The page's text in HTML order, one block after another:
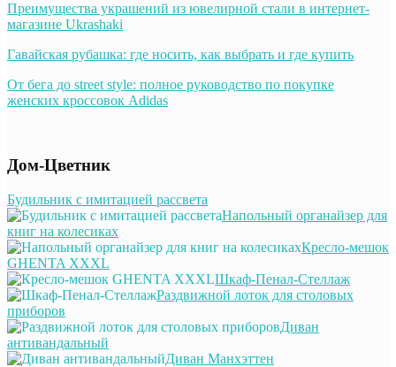
Преимущества украшений из ювелирной стали в интернет-
магазине Ukrashaki
Гавайская рубашка: где носить, как выбрать и где купить
От бега до street style: полное руководство по покупке
женских кроссовок Adidas
Дом-Цветник
Будильник с имитацией рассвета
Напольный органайзер для
книг на колесиках
Кресло-мешок
GHENTA XXXL
Шкаф-Пенал-Стеллаж
Раздвижной лоток для столовых
приборов
Диван
антивандальный
Диван Манхэттен